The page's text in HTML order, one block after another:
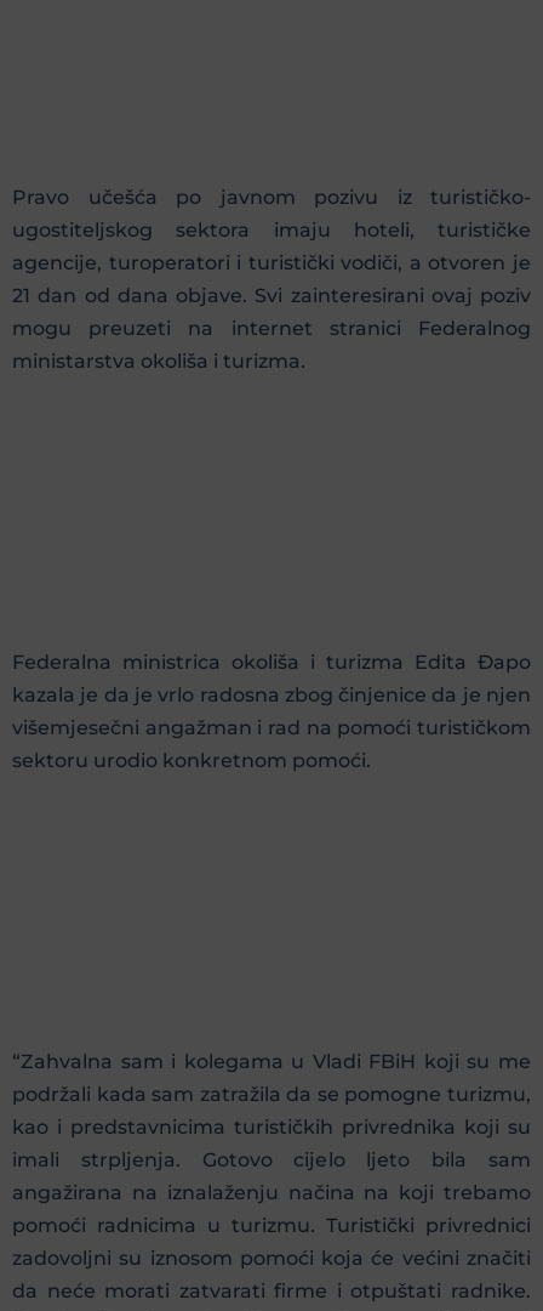
Pravo učešća po javnom pozivu iz turističko-
ugostiteljskog sektora imaju hoteli, turističke
agencije, turoperatori i turistički vodiči, a otvoren je
21 dan od dana objave. Svi zainteresirani ovaj poziv
mogu preuzeti na internet stranici Federalnog
ministarstva okoliša i turizma.
Federalna ministrica okoliša i turizma Edita Đapo
kazala je da je vrlo radosna zbog činjenice da je njen
višemjesečni angažman i rad na pomoći turističkom
sektoru urodio konkretnom pomoći.
“Zahvalna sam i kolegama u Vladi FBiH koji su me
podržali kada sam zatražila da se pomogne turizmu,
kao i predstavnicima turističkih privrednika koji su
imali strpljenja. Gotovo cijelo ljeto bila sam
angažirana na iznalaženju načina na koji trebamo
pomoći radnicima u turizmu. Turistički privrednici
zadovoljni su iznosom pomoći koja će većini značiti
da neće morati zatvarati firme i otpuštati radnike.